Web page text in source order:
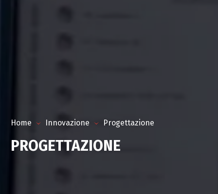
Home Innovazione Progettazione
PROGETTAZIONE